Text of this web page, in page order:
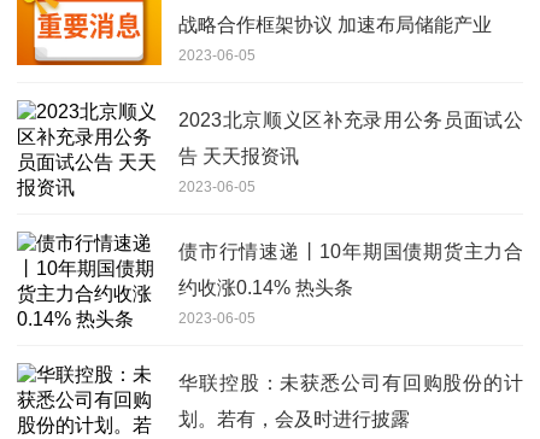
战略合作框架协议 加速布局储能产业
2023-06-05
2023北京顺义区补充录用公务员面试公
告 天天报资讯
2023-06-05
债市行情速递丨10年期国债期货主力合
约收涨0.14% 热头条
2023-06-05
华联控股：未获悉公司有回购股份的计
划。若有，会及时进行披露